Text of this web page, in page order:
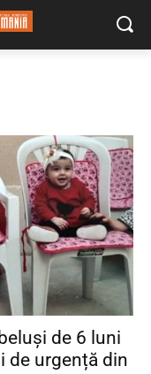
de 6 luni
de urgență din